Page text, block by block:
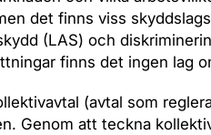
det finns viss
(LAS) och
finns det ingen lag
(avtal som
Genom att teckna